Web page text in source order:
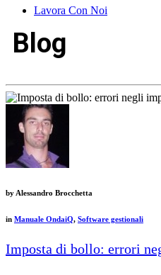
Lavora Con Noi
Blog
by Alessandro Brocchetta
in Manuale OndaiQ, Software gestionali
Imposta di bollo: errori